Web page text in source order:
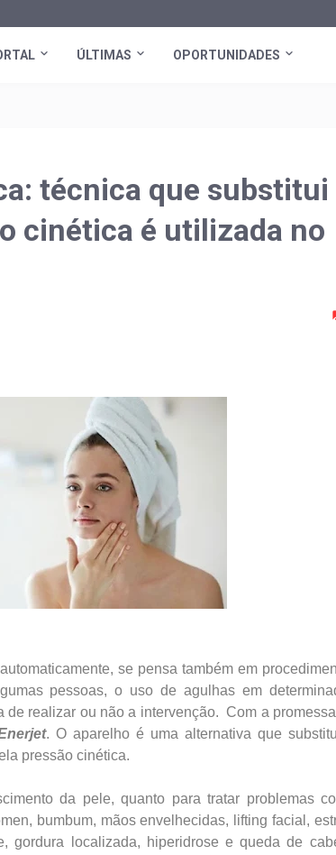
ÚLTIMAS OPORTUNIDADES
técnica que substitui
cinética é utilizada no
se pensa também em
pessoas, o uso de agulhas em
de realizar ou não a intervenção. Com a
. O aparelho é uma alternativa que
pressão cinética.
da pele, quanto para tratar problemas
bumbum, mãos envelhecidas, lifting facial,
gordura localizada, hiperidrose e queda de